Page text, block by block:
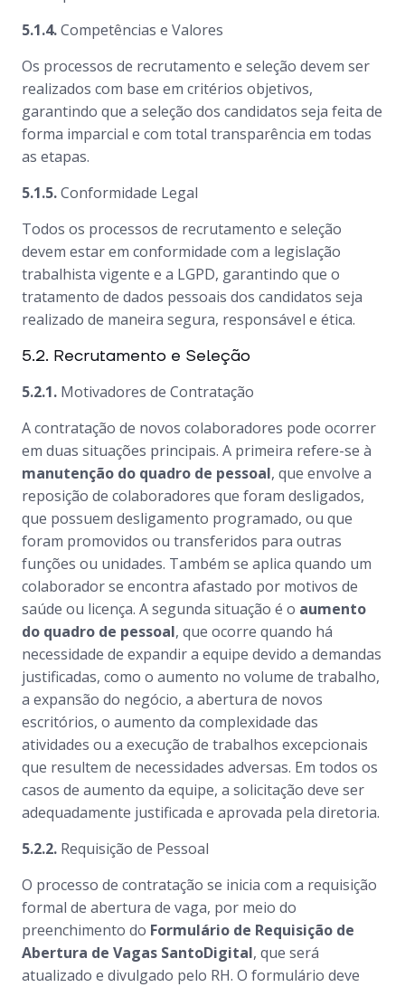
5.1.4.Competências e Valores
Os processos de recrutamento e seleção devem ser
realizados com base em critérios objetivos,
garantindo que a seleção dos candidatos seja feita de
forma imparcial e com total transparência em todas
as etapas.
5.1.5.Conformidade Legal
Todos os processos de recrutamento e seleção
devem estar em conformidade com a legislação
trabalhista vigente e a LGPD, garantindo que o
tratamento de dados pessoais dos candidatos seja
realizado de maneira segura, responsável e ética.
5.2. Recrutamento e Seleção
5.2.1. Motivadores de Contratação
A contratação de novos colaboradores pode ocorrer
em duas situações principais. A primeira refere-se à
manutenção do quadro de pessoal, que envolve a
reposição de colaboradores que foram desligados,
que possuem desligamento programado, ou que
foram promovidos ou transferidos para outras
funções ou unidades. Também se aplica quando um
colaborador se encontra afastado por motivos de
saúde ou licença. A segunda situação é o aumento
do quadro de pessoal, que ocorre quando há
necessidade de expandir a equipe devido a demandas
justificadas, como o aumento no volume de trabalho,
a expansão do negócio, a abertura de novos
escritórios, o aumento da complexidade das
atividades ou a execução de trabalhos excepcionais
que resultem de necessidades adversas. Em todos os
casos de aumento da equipe, a solicitação deve ser
adequadamente justificada e aprovada pela diretoria.
5.2.2. Requisição de Pessoal
O processo de contratação se inicia com a requisição
formal de abertura de vaga, por meio do
preenchimento do Formulário de Requisição de
Abertura de Vagas SantoDigital, que será
atualizado e divulgado pelo RH. O formulário deve